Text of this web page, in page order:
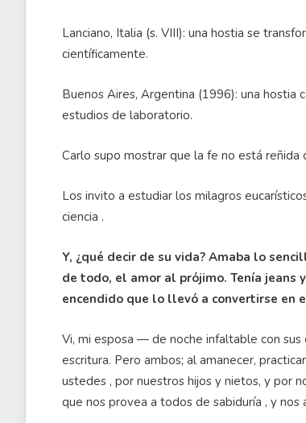
Lanciano, Italia (s. VIII): una hostia se
científicamente.
Buenos Aires, Argentina (1996): una hostia
estudios de laboratorio.
Carlo supo mostrar que la fe no está reñida
Los invito a estudiar los milagros
ciencia .
Y, ¿qué decir de su vida? Amaba lo
de todo, el amor al prójimo. Tenía jeans
encendido que lo llevó a convertirse en
Vi, mi esposa — de noche infaltable con
escritura. Pero ambos; al amanecer,
ustedes , por nuestros hijos y nietos, y por
que nos provea a todos de sabiduría , y